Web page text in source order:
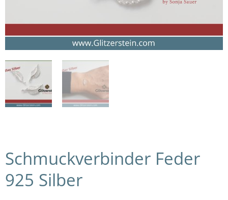
Schmuckverbinder Feder
925 Silber